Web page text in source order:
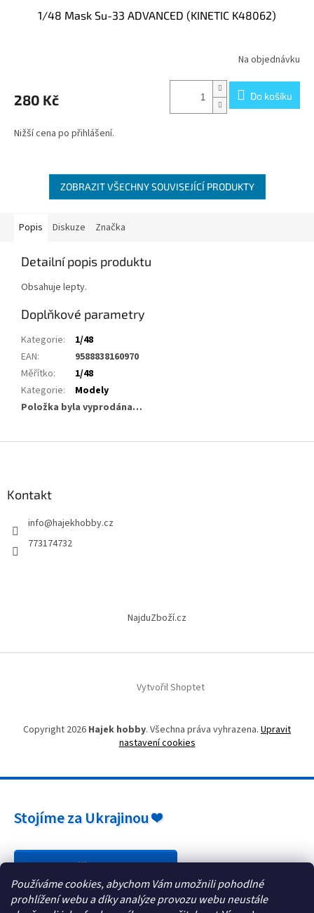
Používáme cookies, abychom Vám umožnili pohodlné
prohlížení webu a díky analýze provozu webu neustále
1/48 Mask Su-33 ADVANCED (KINETIC K48062)
Na objednávku
280 Kč Do košíku
Nižší cena po přihlášení.
ZOBRAZIT VŠECHNY SOUVISEJÍCÍ PRODUKTY
Popis Diskuze Značka
Detailní popis produktu
Obsahuje lepty.
Doplňkové parametry
Kategorie:
1/48
EAN:
9588838160970
Měřítko:
1/48
Kategorie:
Modely
Položka byla vyprodána…
Kontakt
info@hajekhobby.cz
773174732
NajduZboží.cz
Vytvořil Shoptet
Copyright 2026 Hajek hobby. Všechna práva vyhrazena. Upravit
nastavení cookies
Stojíme za Ukrajinou ❤️
Jak a čím pomoci »